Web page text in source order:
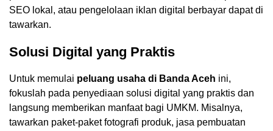
SEO lokal, atau pengelolaan iklan digital berbayar dapat di
tawarkan.
Solusi Digital yang Praktis
Untuk memulai peluang usaha di Banda Aceh ini,
fokuslah pada penyediaan solusi digital yang praktis dan
langsung memberikan manfaat bagi UMKM. Misalnya,
tawarkan paket-paket fotografi produk, jasa pembuatan